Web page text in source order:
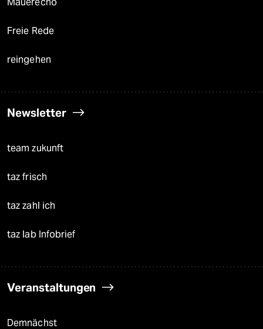
Freie Rede
reingehen
Newsletter
team zukunft
taz frisch
taz zahl ich
taz lab Infobrief
Veranstaltungen
Demnächst